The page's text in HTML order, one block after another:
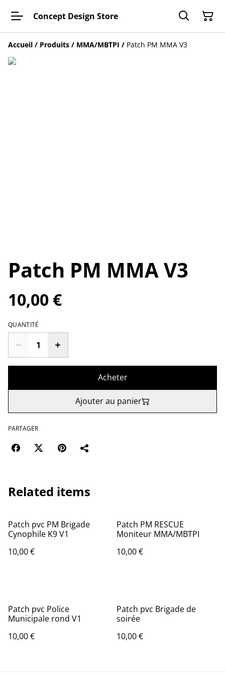
Concept Design Store
Accueil / Produits / MMA/MBTPI / Patch PM MMA V3
Patch PM MMA V3
10,00 €
QUANTITÉ
Acheter
Ajouter au panier
PARTAGER
Related items
Patch pvc PM Brigade
Cynophile K9 V1
10,00 €
Patch PM RESCUE
Moniteur MMA/MBTPI
10,00 €
Patch pvc Police
Municipale rond V1
10,00 €
Patch pvc Brigade de
soirée
10,00 €